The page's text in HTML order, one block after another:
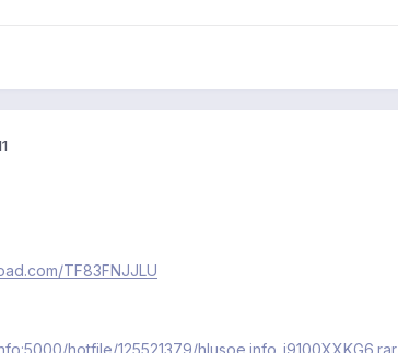
TF83FNJJLU